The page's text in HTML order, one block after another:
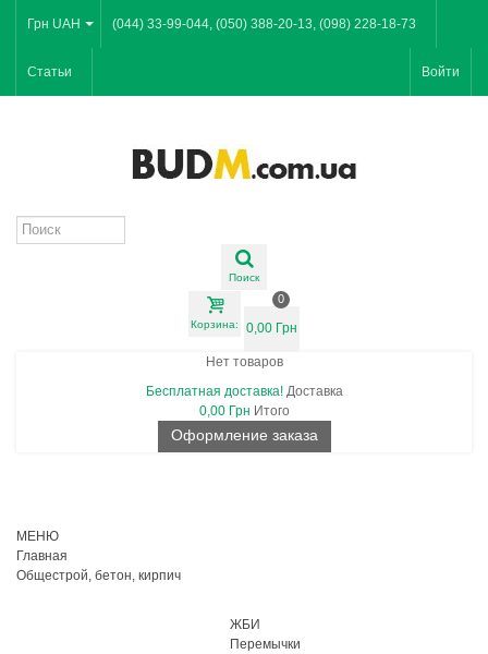
Грн UAH (044) 33-99-044, (050) 388-20-13, (098) 228-18-73
Статьи Войти
Поиск
Корзина:
0
0,00 Грн
Нет товаров
Бесплатная доставка! Доставка
0,00 Грн Итого
Оформление заказа
МЕНЮ
Главная
Общестрой, бетон, кирпич
ЖБИ
Перемычки